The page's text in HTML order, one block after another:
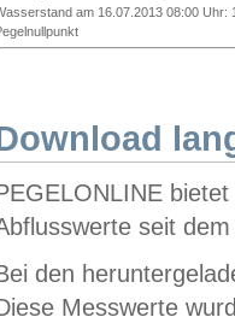
am 16.07.2013 08:00 Uhr:
seit
den
Messwerte